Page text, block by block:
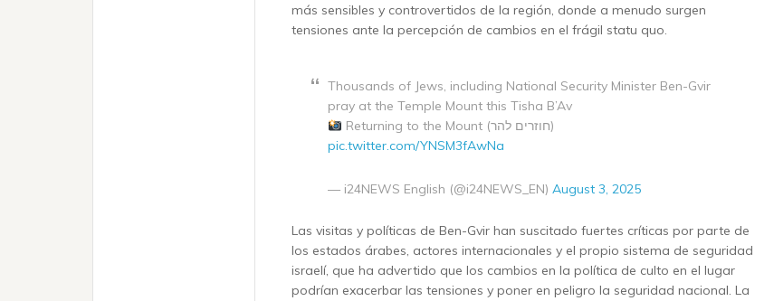
más sensibles y controvertidos de la región, donde a menudo surgen
tensiones ante la percepción de cambios en el frágil statu quo.
Thousands of Jews, including National Security Minister Ben-Gvir
pray at the Temple Mount this Tisha B’Av
Returning to the Mount (חוזרים להר)
pic.twitter.com/YNSM3fAwNa
— i24NEWS English (@i24NEWS_EN) August 3, 2025
Las visitas y políticas de Ben-Gvir han suscitado fuertes críticas por parte de
los estados árabes, actores internacionales y el propio sistema de seguridad
israelí, que ha advertido que los cambios en la política de culto en el lugar
podrían exacerbar las tensiones y poner en peligro la seguridad nacional. La